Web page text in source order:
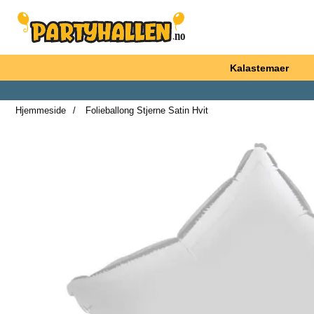
Startsiden for Partyhallen AB
Kalastemaer
Hjemmeside
Folieballong Stjerne Satin Hvit